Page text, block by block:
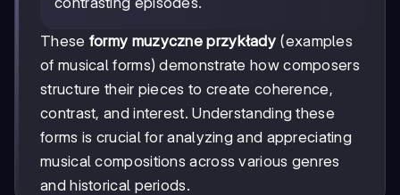
These formy muzyczne przykłady (examples
of musical forms) demonstrate how composers
structure their pieces to create coherence,
contrast, and interest. Understanding these
forms is crucial for analyzing and appreciating
musical compositions across various genres
and historical periods.